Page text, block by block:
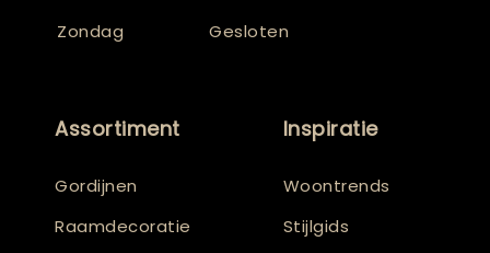
Zondag
Gesloten
Assortiment
Gordijnen
Raamdecoratie
Inspiratie
Woontrends
Stijlgids